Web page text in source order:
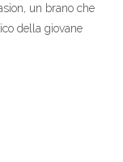
un brano che
della giovane